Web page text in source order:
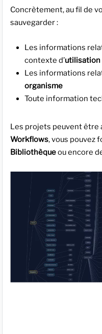
Concrètement, au fil de
sauvegarder :
Les informations
contexte d’utilisation
Les informations
organisme
Toute information
Les projets peuvent être
Workflows, vous pouvez
Bibliothèqueou encore